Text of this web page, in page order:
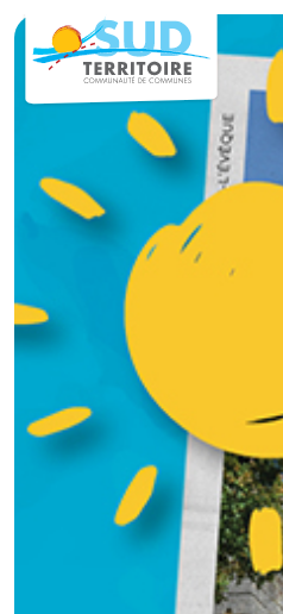
Panneau de gestion des cookies